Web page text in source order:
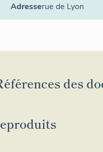
Adresserue de Lyon
des